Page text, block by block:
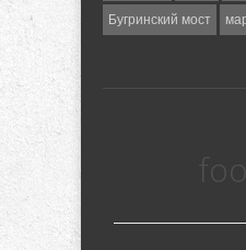
Бугринский мост